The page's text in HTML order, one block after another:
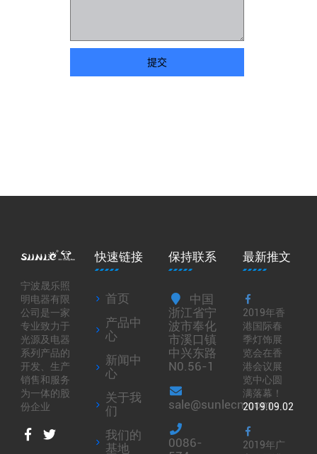
宁波晟乐照
明电器有限
公司是一家
专业致力于
光源及电器
系列产品的
开发、生产
销售和服务
为一体的股
份企业
快速链接
首页
产品中
心
新闻中
心
关于我
们
我们的
基地
保持联系
中国
浙江省宁
波市奉化
市溪口镇
中兴东路
N0.56-1
sale@sunlecn.com
0086-
最新推文
2019年香
港国际春
季灯饰展
览会在香
港会议展
览中心圆
满落幕！
2019.09.02
2019年广